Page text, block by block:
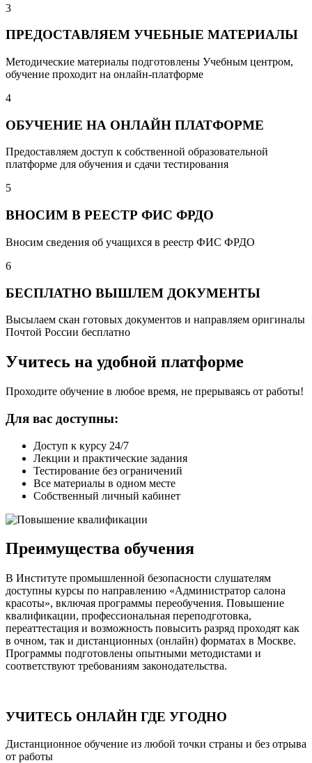
3
ПРЕДОСТАВЛЯЕМ УЧЕБНЫЕ МАТЕРИАЛЫ
Методические материалы подготовлены Учебным центром,
обучение проходит на онлайн-платформе
4
ОБУЧЕНИЕ НА ОНЛАЙН ПЛАТФОРМЕ
Предоставляем доступ к собственной образовательной
платформе для обучения и сдачи тестирования
5
ВНОСИМ В РЕЕСТР ФИС ФРДО
Вносим сведения об учащихся в реестр ФИС ФРДО
6
БЕСПЛАТНО ВЫШЛЕМ ДОКУМЕНТЫ
Высылаем скан готовых документов и направляем оригиналы
Почтой России бесплатно
Учитесь на удобной платформе
Проходите обучение в любое время, не прерываясь от работы!
Для вас доступны:
Доступ к курсу 24/7
Лекции и практические задания
Тестирование без ограничений
Все материалы в одном месте
Собственный личный кабинет
Преимущества обучения
В Институте промышленной безопасности слушателям
доступны курсы по направлению «Администратор салона
красоты», включая программы переобучения. Повышение
квалификации, профессиональная переподготовка,
переаттестация и возможность повысить разряд проходят как
в очном, так и дистанционных (онлайн) форматах в Москве.
Программы подготовлены опытными методистами и
соответствуют требованиям законодательства.
УЧИТЕСЬ ОНЛАЙН ГДЕ УГОДНО
Дистанционное обучение из любой точки страны и без отрыва
от работы